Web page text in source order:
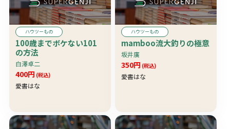
ハウツーもの
100歳までボケない101
の方法
白澤卓二
400円 (税込)
愛書はな
ハウツーもの
mamboo流大釣りの極意
坂井廣
350円 (税込)
愛書はな